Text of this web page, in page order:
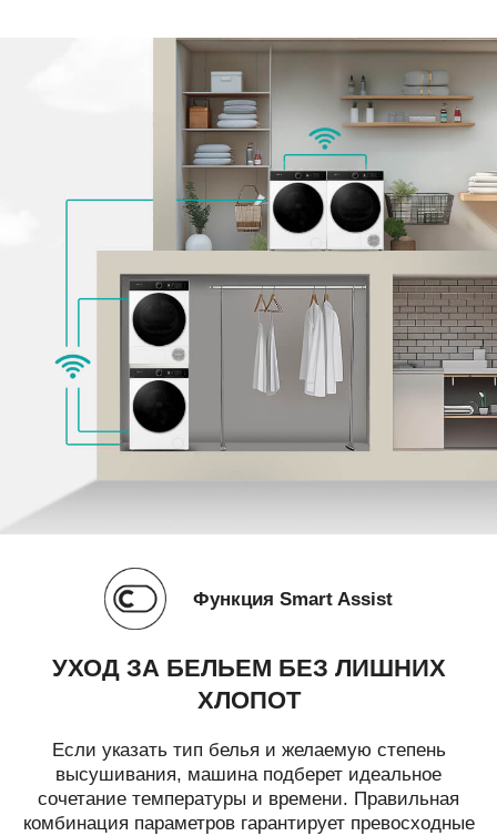
Функция Smart Assist
УХОД ЗА БЕЛЬЕМ БЕЗ ЛИШНИХ
ХЛОПОТ
Если указать тип белья и желаемую степень
высушивания, машина подберет идеальное
сочетание температуры и времени. Правильная
комбинация параметров гарантирует превосходные